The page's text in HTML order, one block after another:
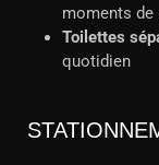
moments de
Toilettes
quotidien